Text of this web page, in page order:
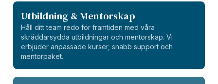
Utbildning & Mentorskap
Håll ditt team redo för framtiden med våra
skräddarsydda utbildningar och mentorskap. Vi
erbjuder anpassade kurser, snabb support och
mentorpaket.